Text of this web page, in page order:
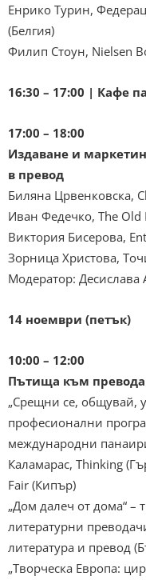
Енрико Турин,
(Белгия)
Филип Стоун, Nielsen
16:30 – 17:00 | Кафе
17:00 – 18:00
Издаване и
в превод
Биляна Црвенковска,
Иван Федечко, The Old
Виктория Бисерова,
Зорница Христова,
Модератор: Десислава
14 ноември (петък)
10:00 – 12:00
Пътища към превода
„Срещни се, общувай,
професионални
международни
Каламарас, Thinking
Fair (Кипър)
„Дом далеч от дома“ –
литературни
литература и превод
„Творческа Европа: